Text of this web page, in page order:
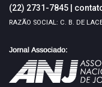
(22) 2731-7845
RAZÃO SOCIAL: C. B. DE